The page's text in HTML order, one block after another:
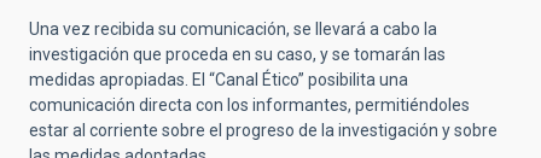
Una vez recibida su comunicación, se llevará a cabo la
investigación que proceda en su caso, y se tomarán las
medidas apropiadas. El “Canal Ético” posibilita una
comunicación directa con los informantes, permitiéndoles
estar al corriente sobre el progreso de la investigación y sobre